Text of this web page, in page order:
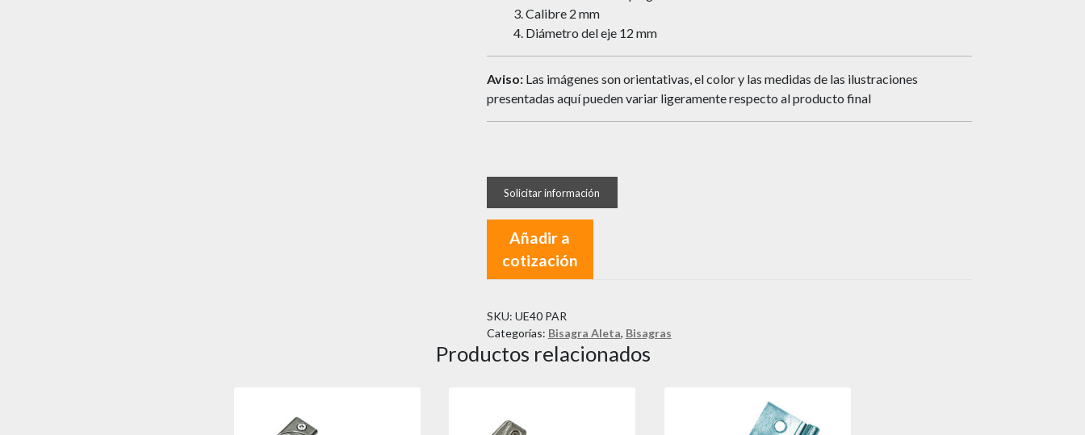
Calibre 2 mm
Diámetro del eje 12 mm
Aviso: Las imágenes son orientativas, el color y las medidas de las ilustraciones
presentadas aquí pueden variar ligeramente respecto al producto final
Añadir a
cotización
SKU: UE40 PAR
Categorías: Bisagra Aleta, Bisagras
Productos relacionados